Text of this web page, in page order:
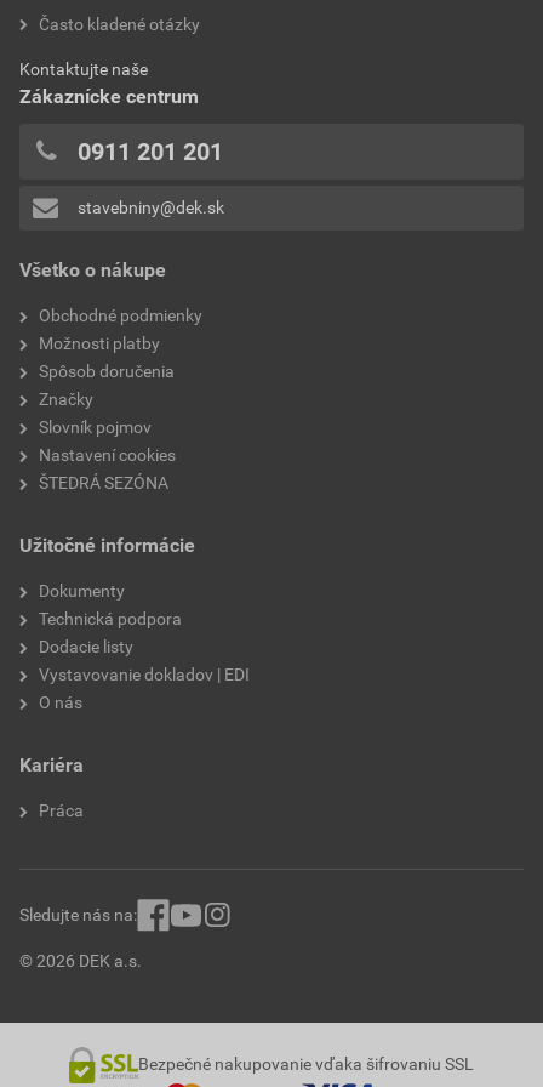
Aktuálna predajná porovnávacia cena po zľave 32% z
cenníkovej ceny
8,50 EUR
bez DPH za kg
typ
hustota
hodnota PH
hodnotilo 0 užívateľov
Pridávať hodnotenie môže iba prihlásený užívateľ.
Všetko o nákupe
Obchodné podmienky
Možnosti platby
Spôsob doručenia
Značky
Slovník pojmov
Nastavení cookies
ŠTEDRÁ SEZÓNA
Užitočné informácie
Dokumenty
Technická podpora
Dodacie listy
Vystavovanie dokladov | EDI
O nás
Kariéra
Práca
Často kladené otázky
Kontaktujte naše
Zákaznícke centrum
0911 201 201
stavebniny@dek.sk
© 2026 DEK a.s.
Sledujte nás na:
Bezpečné nakupovanie vďaka šifrovaniu SSL